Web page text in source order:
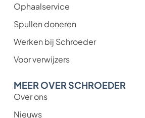
Ophaalservice
Spullen doneren
Werken bij Schroeder
Voor verwijzers
MEER OVER SCHROEDER
Over ons
Nieuws